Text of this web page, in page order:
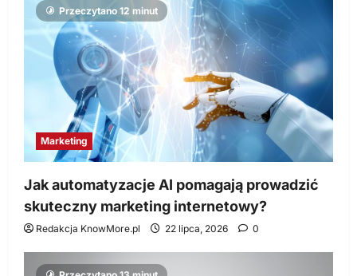
Przeczytano 12 minut
Marketing
Jak automatyzacje AI pomagają prowadzić
skuteczny marketing internetowy?
Redakcja KnowMore.pl 22 lipca, 2026 0